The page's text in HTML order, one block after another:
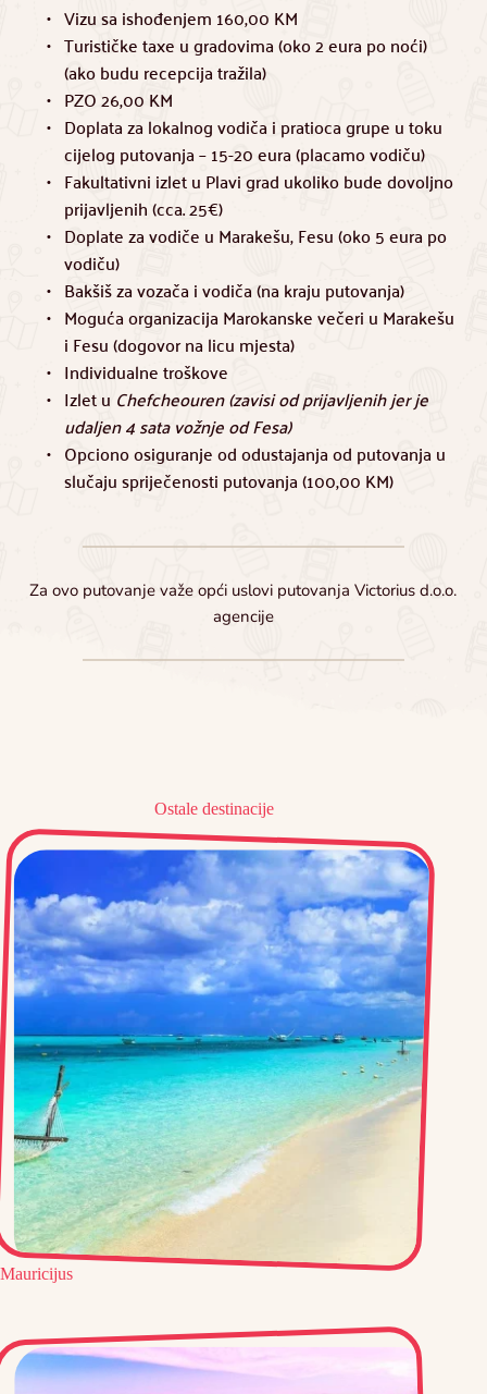
Vizu sa ishođenjem 160,00 KM
Turističke taxe u gradovima (oko 2 eura po noći)
(ako budu recepcija tražila)
PZO 26,00 KM
Doplata za lokalnog vodiča i pratioca grupe u toku
cijelog putovanja – 15-20 eura (placamo vodiču)
Fakultativni izlet u Plavi grad ukoliko bude dovoljno
prijavljenih (cca. 25€)
Doplate za vodiče u Marakešu, Fesu (oko 5 eura po
vodiču)
Bakšiš za vozača i vodiča (na kraju putovanja)
Moguća organizacija Marokanske večeri u Marakešu
i Fesu (dogovor na licu mjesta)
Individualne troškove
Izlet u Chefcheouren (zavisi od prijavljenih jer je
udaljen 4 sata vožnje od Fesa)
Opciono osiguranje od odustajanja od putovanja u
slučaju spriječenosti putovanja (100,00 KM)
Za ovo putovanje važe opći uslovi putovanja Victorius d.o.o.
agencije
Ostale destinacije
Mauricijus